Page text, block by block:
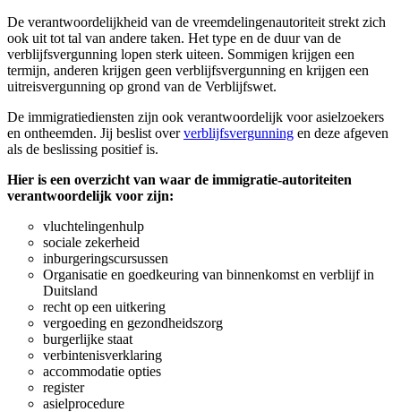
De verantwoordelijkheid van de vreemdelingenautoriteit strekt zich
ook uit tot tal van andere taken. Het type en de duur van de
verblijfsvergunning lopen sterk uiteen. Sommigen krijgen een
termijn, anderen krijgen geen verblijfsvergunning en krijgen een
uitreisvergunning op grond van de Verblijfswet.
De immigratiediensten zijn ook verantwoordelijk voor asielzoekers
en ontheemden. Jij beslist oververblijfsvergunning en deze afgeven
als de beslissing positief is.
Hier is een overzicht van waar de immigratie-autoriteiten
verantwoordelijk voor zijn:
vluchtelingenhulp
sociale zekerheid
inburgeringscursussen
Organisatie en goedkeuring van binnenkomst en verblijf in
Duitsland
recht op een uitkering
vergoeding en gezondheidszorg
burgerlijke staat
verbintenisverklaring
accommodatie opties
register
asielprocedure